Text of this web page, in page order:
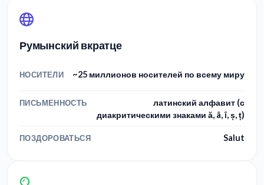
Румынский вкратце
НОСИТЕЛИ ~25 миллионов носителей по всему миру
ПИСЬМЕННОСТЬ
латинский алфавит (с
диакритическими знаками ă, â, î, ș, ț)
ПОЗДОРОВАТЬСЯ Salut